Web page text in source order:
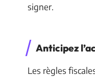
signer.
Anticipez
Les règles